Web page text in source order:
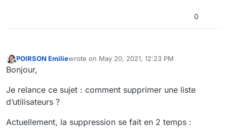
0
Offline
POIRSON Emiliewrote on May 20, 2021, 12:23 PM
last edited by
Bonjour,
Je relance ce sujet : comment supprimer une liste
d’utilisateurs ?
Actuellement, la suppression se fait en 2 temps :